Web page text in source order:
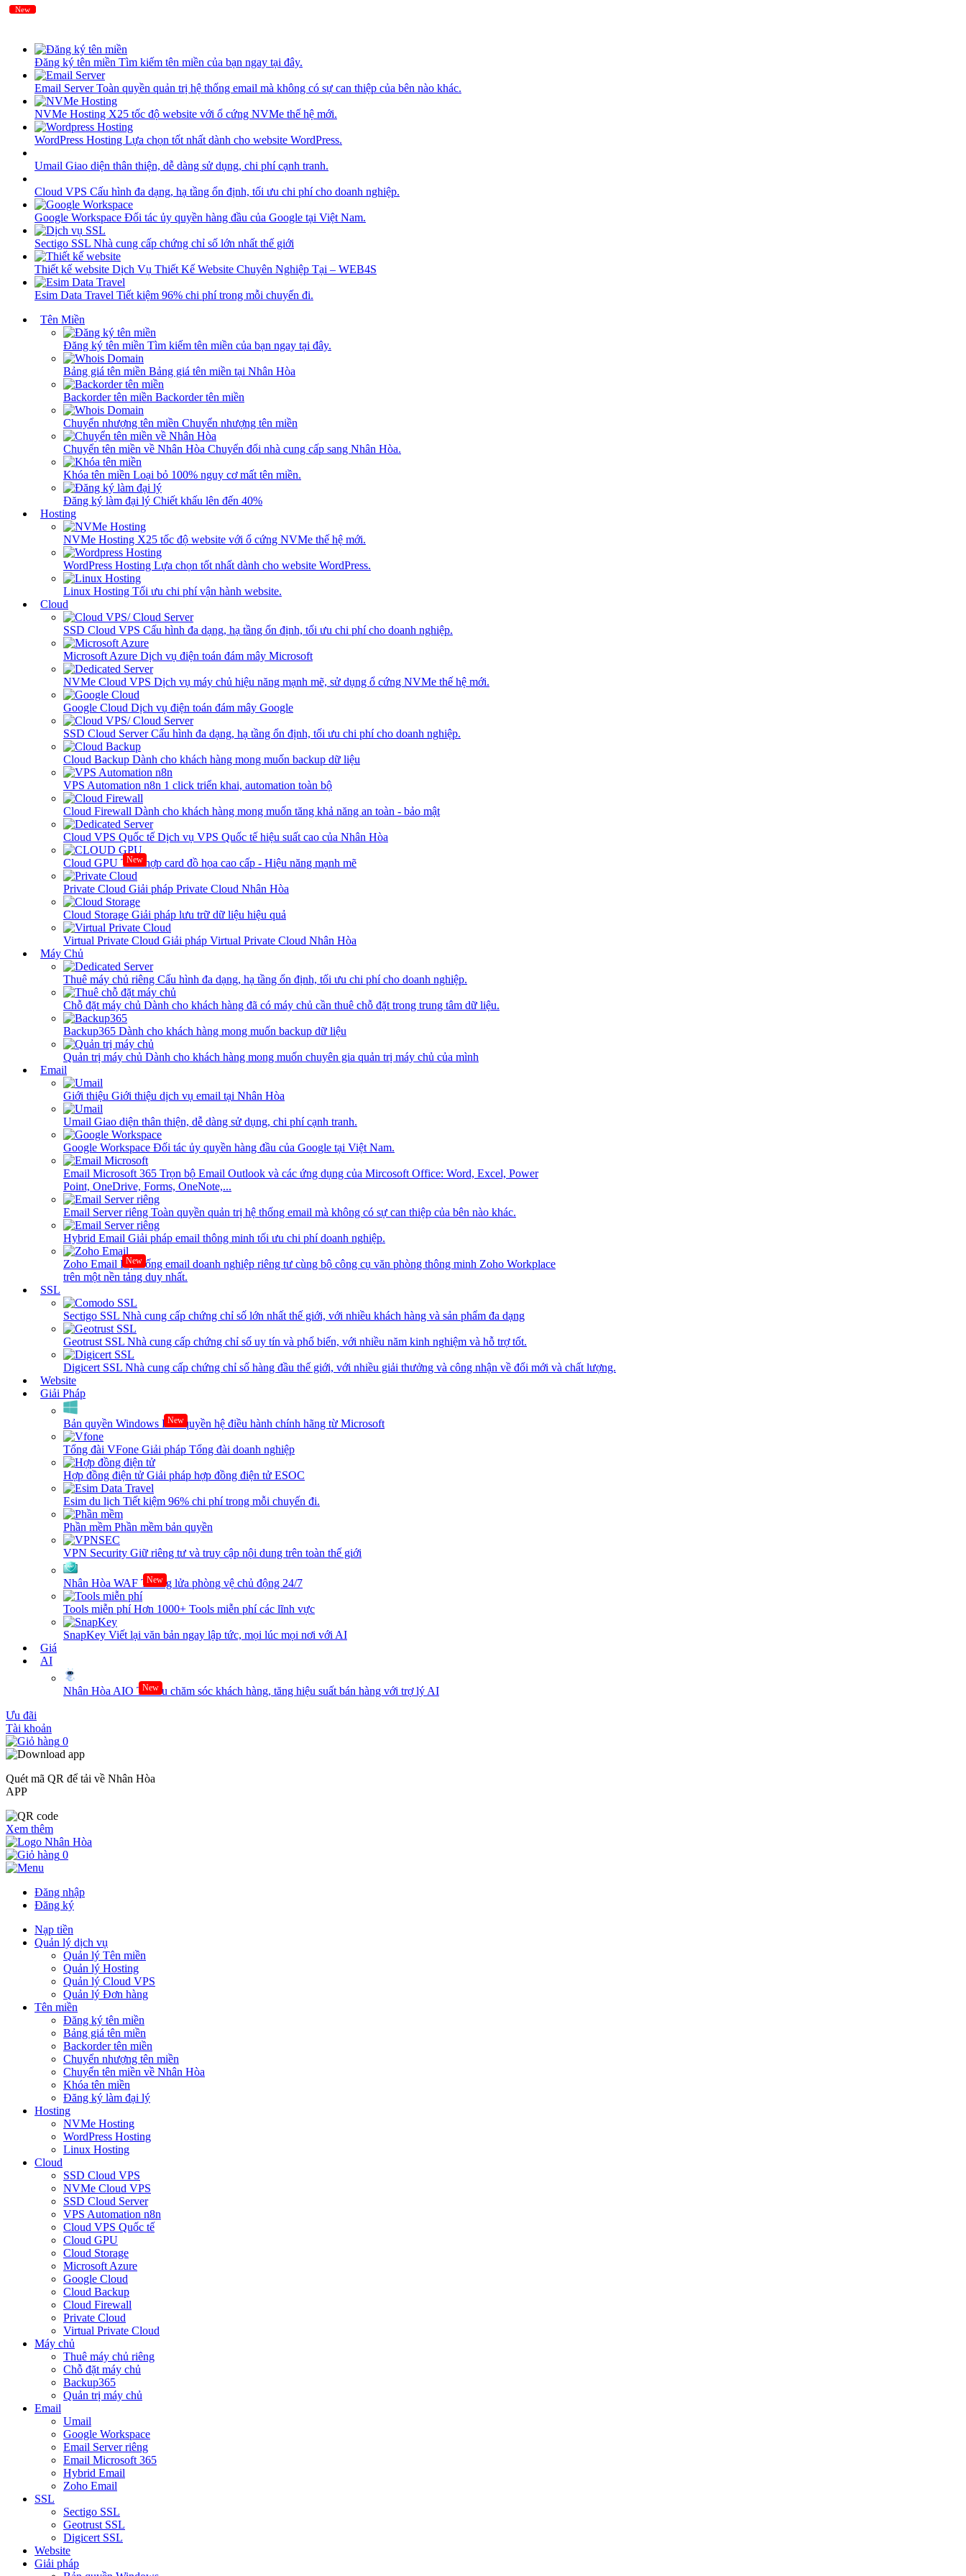
Đăng ký tên miền Tìm kiếm tên miền của bạn ngay tại đây.
Email ServerToàn quyền quản trị hệ thống email mà không có sự can thiệp của bên nào khác.
NVMe Hosting X25 tốc độ website với ổ cứng NVMe thế hệ mới.
WordPress Hosting Lựa chọn tốt nhất dành cho website WordPress.
Umail Giao diện thân thiện, dễ dàng sử dụng, chi phí cạnh tranh.
Cloud VPS Cấu hình đa dạng, hạ tầng ổn định, tối ưu chi phí cho doanh nghiệp.
Google Workspace Đối tác ủy quyền hàng đầu của Google tại Việt Nam.
Sectigo SSL Nhà cung cấp chứng chỉ số lớn nhất thế giới
Thiết kế website Dịch Vụ Thiết Kế Website Chuyên Nghiệp Tại – WEB4S
Esim Data Travel Tiết kiệm 96% chi phí trong mỗi chuyến đi.
Tên Miền
Đăng ký tên miền Tìm kiếm tên miền của bạn ngay tại đây.
Bảng giá tên miền Bảng giá tên miền tại Nhân Hòa
Backorder tên miền Backorder tên miền
Chuyển nhượng tên miền Chuyển nhượng tên miền
Chuyển tên miền về Nhân Hòa Chuyển đổi nhà cung cấp sang Nhân Hòa.
Khóa tên miền Loại bỏ 100% nguy cơ mất tên miền.
Đăng ký làm đại lý Chiết khấu lên đến 40%
Hosting
NVMe Hosting X25 tốc độ website với ổ cứng NVMe thế hệ mới.
WordPress Hosting Lựa chọn tốt nhất dành cho website WordPress.
Linux Hosting Tối ưu chi phí vận hành website.
New
Cloud
SSD Cloud VPS Cấu hình đa dạng, hạ tầng ổn định, tối ưu chi phí cho doanh nghiệp.
Microsoft Azure Dịch vụ điện toán đám mây Microsoft
NVMe Cloud VPS Dịch vụ máy chủ hiệu năng mạnh mẽ, sử dụng ổ cứng NVMe thế hệ mới.
Google Cloud Dịch vụ điện toán đám mây Google
SSD Cloud ServerCấu hình đa dạng, hạ tầng ổn định, tối ưu chi phí cho doanh nghiệp.
Cloud Backup Dành cho khách hàng mong muốn backup dữ liệu
VPS Automation n8n 1 click triển khai, automation toàn bộ
Cloud Firewall Dành cho khách hàng mong muốn tăng khả năng an toàn - bảo mật
Cloud VPS Quốc tế Dịch vụ VPS Quốc tế hiệu suất cao của Nhân Hòa
Cloud GPU New
Tích hợp card đồ họa cao cấp - Hiệu năng mạnh mẽ
Private Cloud Giải pháp Private Cloud Nhân Hòa
Cloud Storage Giải pháp lưu trữ dữ liệu hiệu quả
Virtual Private Cloud Giải pháp Virtual Private Cloud Nhân Hòa
Máy Chủ
Thuê máy chủ riêng Cấu hình đa dạng, hạ tầng ổn định, tối ưu chi phí cho doanh nghiệp.
Chỗ đặt máy chủ Dành cho khách hàng đã có máy chủ cần thuê chỗ đặt trong trung tâm dữ liệu.
Backup365 Dành cho khách hàng mong muốn backup dữ liệu
Quản trị máy chủ Dành cho khách hàng mong muốn chuyên gia quản trị máy chủ của mình
New
Email
Giới thiệu Giới thiệu dịch vụ email tại Nhân Hòa
Umail Giao diện thân thiện, dễ dàng sử dụng, chi phí cạnh tranh.
Google Workspace Đối tác ủy quyền hàng đầu của Google tại Việt Nam.
Email Microsoft 365 Trọn bộ Email Outlook và các ứng dụng của Mircosoft Office: Word, Excel, Power
Point, OneDrive, Forms, OneNote,...
Email Server riêng Toàn quyền quản trị hệ thống email mà không có sự can thiệp của bên nào khác.
Hybrid Email Giải pháp email thông minh tối ưu chi phí doanh nghiệp.
Zoho Email New
Hệ thống email doanh nghiệp riêng tư cùng bộ công cụ văn phòng thông minh Zoho Workplace
trên một nền tảng duy nhất.
SSL
Sectigo SSL Nhà cung cấp chứng chỉ số lớn nhất thế giới, với nhiều khách hàng và sản phẩm đa dạng
Geotrust SSL Nhà cung cấp chứng chỉ số uy tín và phổ biến, với nhiều năm kinh nghiệm và hỗ trợ tốt.
Digicert SSL Nhà cung cấp chứng chỉ số hàng đầu thế giới, với nhiều giải thưởng và công nhận về đổi mới và chất lượng.
Website
Giải Pháp
Bản quyền Windows New
Bản quyền hệ điều hành chính hãng từ Microsoft
Tổng đài VFone Giải pháp Tổng đài doanh nghiệp
Hợp đồng điện tử Giải pháp hợp đồng điện tử ESOC
Esim du lịch Tiết kiệm 96% chi phí trong mỗi chuyến đi.
Phần mềm Phần mềm bản quyền
VPN Security Giữ riêng tư và truy cập nội dung trên toàn thế giới
Nhân Hòa WAF New
Tường lửa phòng vệ chủ động 24/7
Tools miễn phíHơn 1000+ Tools miễn phí các lĩnh vực
SnapKey Viết lại văn bản ngay lập tức, mọi lúc mọi nơi với AI
Giá
AI
Nhân Hòa AIO New
Tối ưu chăm sóc khách hàng, tăng hiệu suất bán hàng với trợ lý AI
Ưu đãi
Tài khoản
0
Quét mã QR để tải về Nhân Hòa
APP
Xem thêm
0
Đăng nhập
Đăng ký
Nạp tiền
Quản lý dịch vụ
Quản lý Tên miền
Quản lý Hosting
Quản lý Cloud VPS
Quản lý Đơn hàng
Tên miền
Đăng ký tên miền
Bảng giá tên miền
Backorder tên miền
Chuyển nhượng tên miền
Chuyển tên miền về Nhân Hòa
Khóa tên miền
Đăng ký làm đại lý
Hosting
NVMe Hosting
WordPress Hosting
Linux Hosting
Cloud
SSD Cloud VPS
NVMe Cloud VPS
SSD Cloud Server
VPS Automation n8n
Cloud VPS Quốc tế
Cloud GPU
Cloud Storage
Microsoft Azure
Google Cloud
Cloud Backup
Cloud Firewall
Private Cloud
Virtual Private Cloud
Máy chủ
Thuê máy chủ riêng
Chỗ đặt máy chủ
Backup365
Quản trị máy chủ
Email
Umail
Google Workspace
Email Server riêng
Email Microsoft 365
Hybrid Email
Zoho Email
SSL
Sectigo SSL
Geotrust SSL
Digicert SSL
Website
Giải pháp